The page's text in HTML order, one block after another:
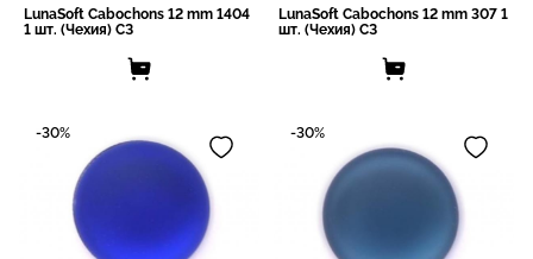
LunaSoft Cabochons 12 mm 1404
1 шт. (Чехия) СЗ
LunaSoft Cabochons 12 mm 307 1
шт. (Чехия) СЗ
-30% -30%